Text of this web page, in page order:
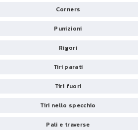
Corners
Punizioni
Rigori
Tiri parati
Tiri fuori
Tiri nello specchio
Pali e traverse